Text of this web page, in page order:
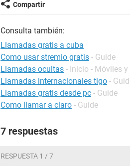
Compartir
Consulta también:
Llamadas gratis a cuba
Como usar stremio gratis - Guide
Llamadas ocultas - Inicio - Móviles
Llamadas internacionales tigo -
Llamadas gratis desde pc - Guide
Como llamar a claro - Guide
7 respuestas
RESPUESTA 1 / 7